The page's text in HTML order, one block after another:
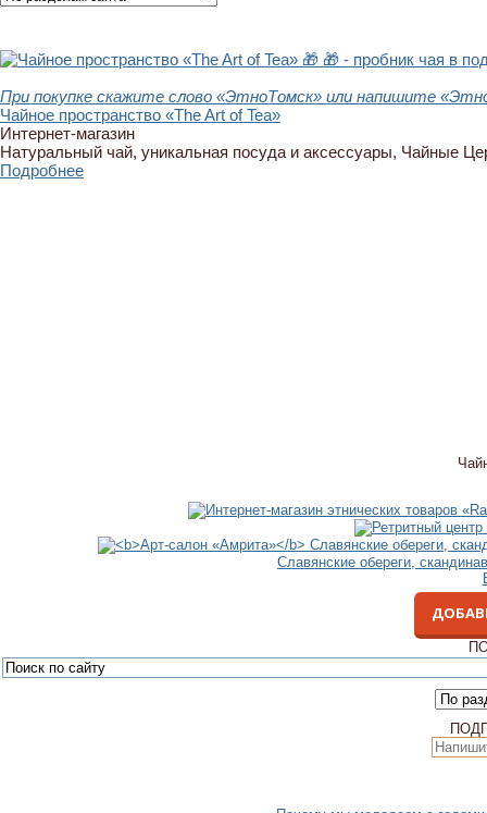
🎁 🎁 - пробник чая в
При покупке скажите слово «ЭтноТомск» или напишите
Чайное пространство «The Art of Tea»
Интернет-магазин
Натуральный чай, уникальная посуда и аксессуары, Чайные
Подробнее
Славянские обереги,